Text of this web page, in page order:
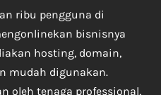
ribu pengguna di
bisnisnya
hosting, domain,
mudah digunakan.
oleh tenaga professional,